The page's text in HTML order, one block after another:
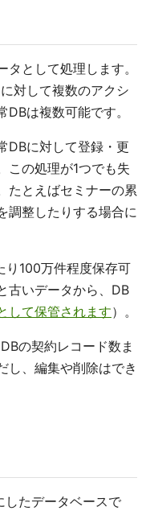
として処理します。
対して複数のアクシ
は複数可能です。
DBに対して登録・更
この処理が1つでも失
たとえばセミナーの累
調整したりする場合に
り100万件程度保存可
古いデータから、DB
して保管されます）。
の契約レコード数ま
し、編集や削除はでき
したデータベースで